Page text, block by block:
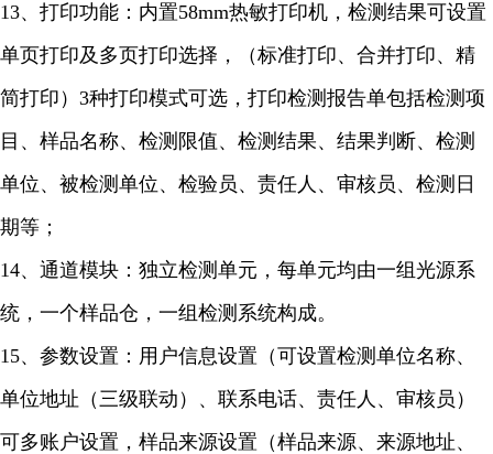
13、打印功能：内置58mm热敏打印机，检测结果可设置
单页打印及多页打印选择，（标准打印、合并打印、精
简打印）3种打印模式可选，打印检测报告单包括检测项
目、样品名称、检测限值、检测结果、结果判断、检测
单位、被检测单位、检验员、责任人、审核员、检测日
期等；
14、通道模块：独立检测单元，每单元均由一组光源系
统，一个样品仓，一组检测系统构成。
15、参数设置：用户信息设置（可设置检测单位名称、
单位地址（三级联动）、联系电话、责任人、审核员）
可多账户设置，样品来源设置（样品来源、来源地址、